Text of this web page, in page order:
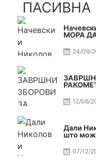
ПАСИВНА
МОРА
24/09/
12/06/
Дали
што
07/12/